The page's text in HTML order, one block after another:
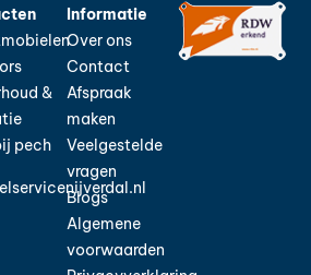
&
pech
Informatie
Over ons
Contact
Afspraak
maken
Veelgestelde
vragen
Blogs
Algemene
voorwaarden